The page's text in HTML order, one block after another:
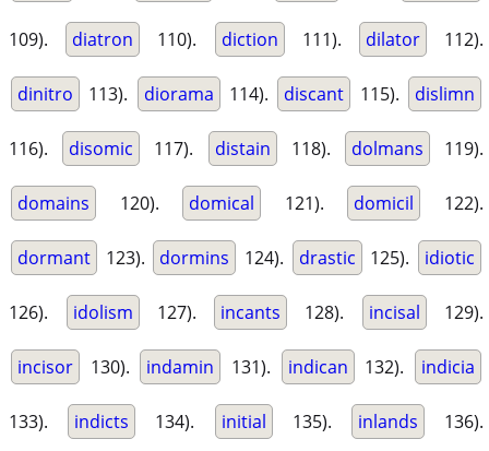
109). diatron 110). diction 111). dilator 112).
dinitro 113). diorama 114). discant 115). dislimn
116). disomic 117). distain 118). dolmans 119).
domains 120). domical 121). domicil 122).
dormant 123). dormins 124). drastic 125). idiotic
126). idolism 127). incants 128). incisal 129).
incisor 130). indamin 131). indican 132). indicia
133). indicts 134). initial 135). inlands 136).